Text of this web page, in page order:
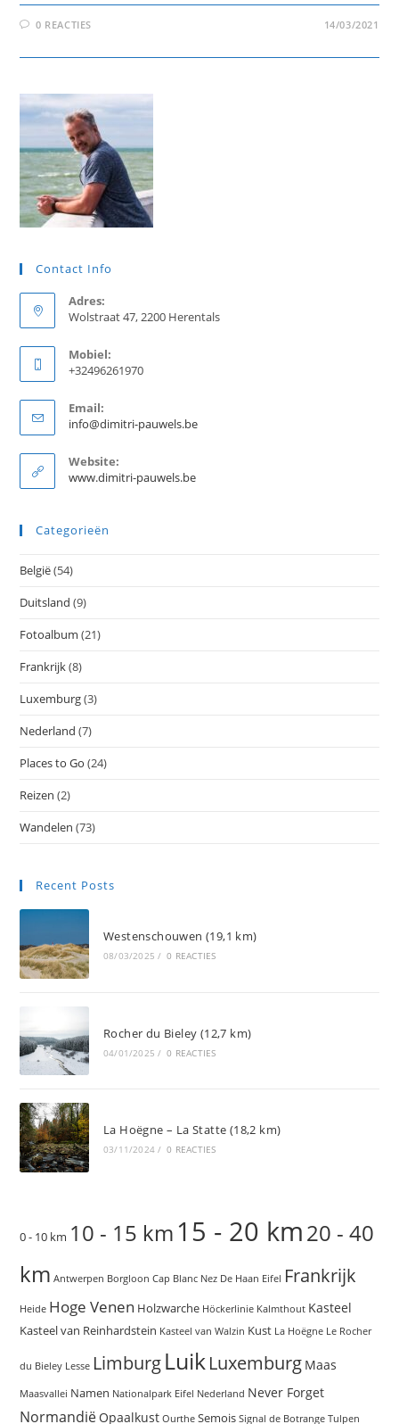
0 REACTIES 14/03/2021
Contact Info
Adres:
Wolstraat 47, 2200 Herentals
Mobiel:
+32496261970
Email:
info@dimitri-pauwels.beOpent
Website:
www.dimitri-pauwels.be
Categorieën
België(54)
Duitsland (9)
Fotoalbum (21)
Frankrijk(8)
Luxemburg(3)
Nederland (7)
Places to Go (24)
Reizen (2)
Wandelen (73)
Recent Posts
Westenschouwen (19,1 km)
08/03/2025 / 0 REACTIES
Rocher du Bieley (12,7 km)
04/01/2025 / 0 REACTIES
La Hoëgne – La Statte (18,2 km)
03/11/2024 / 0 REACTIES
0 - 10 km 10 - 15 km15 - 20 km20 - 40
km Antwerpen Borgloon Cap Blanc Nez De Haan Eifel Frankrijk
Heide Hoge Venen Holzwarche Höckerlinie Kalmthout Kasteel
Kasteel van Reinhardstein Kasteel van Walzin Kust La Hoëgne Le Rocher
du Bieley Lesse LimburgLuik Luxemburg Maas
Maasvallei Namen Nationalpark Eifel Nederland Never Forget
Normandië Opaalkust Ourthe Semois Signal de Botrange Tulpen